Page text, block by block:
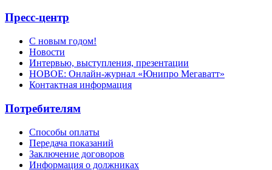
Пресс-центр
С новым годом!
Новости
Интервью, выступления, презентации
НОВОЕ: Онлайн-журнал «Юнипро Мегаватт»
Контактная информация
Потребителям
Способы оплаты
Передача показаний
Заключение договоров
Информация о должниках